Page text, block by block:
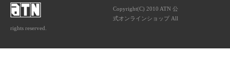
Copyright(C) 2010 ATN 公
式オンラインショップ All
rights reserved.